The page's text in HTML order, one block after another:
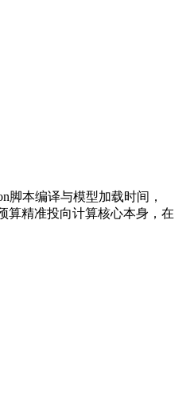
脚本编译与模型加载时间，
算精准投向计算核心本身，在